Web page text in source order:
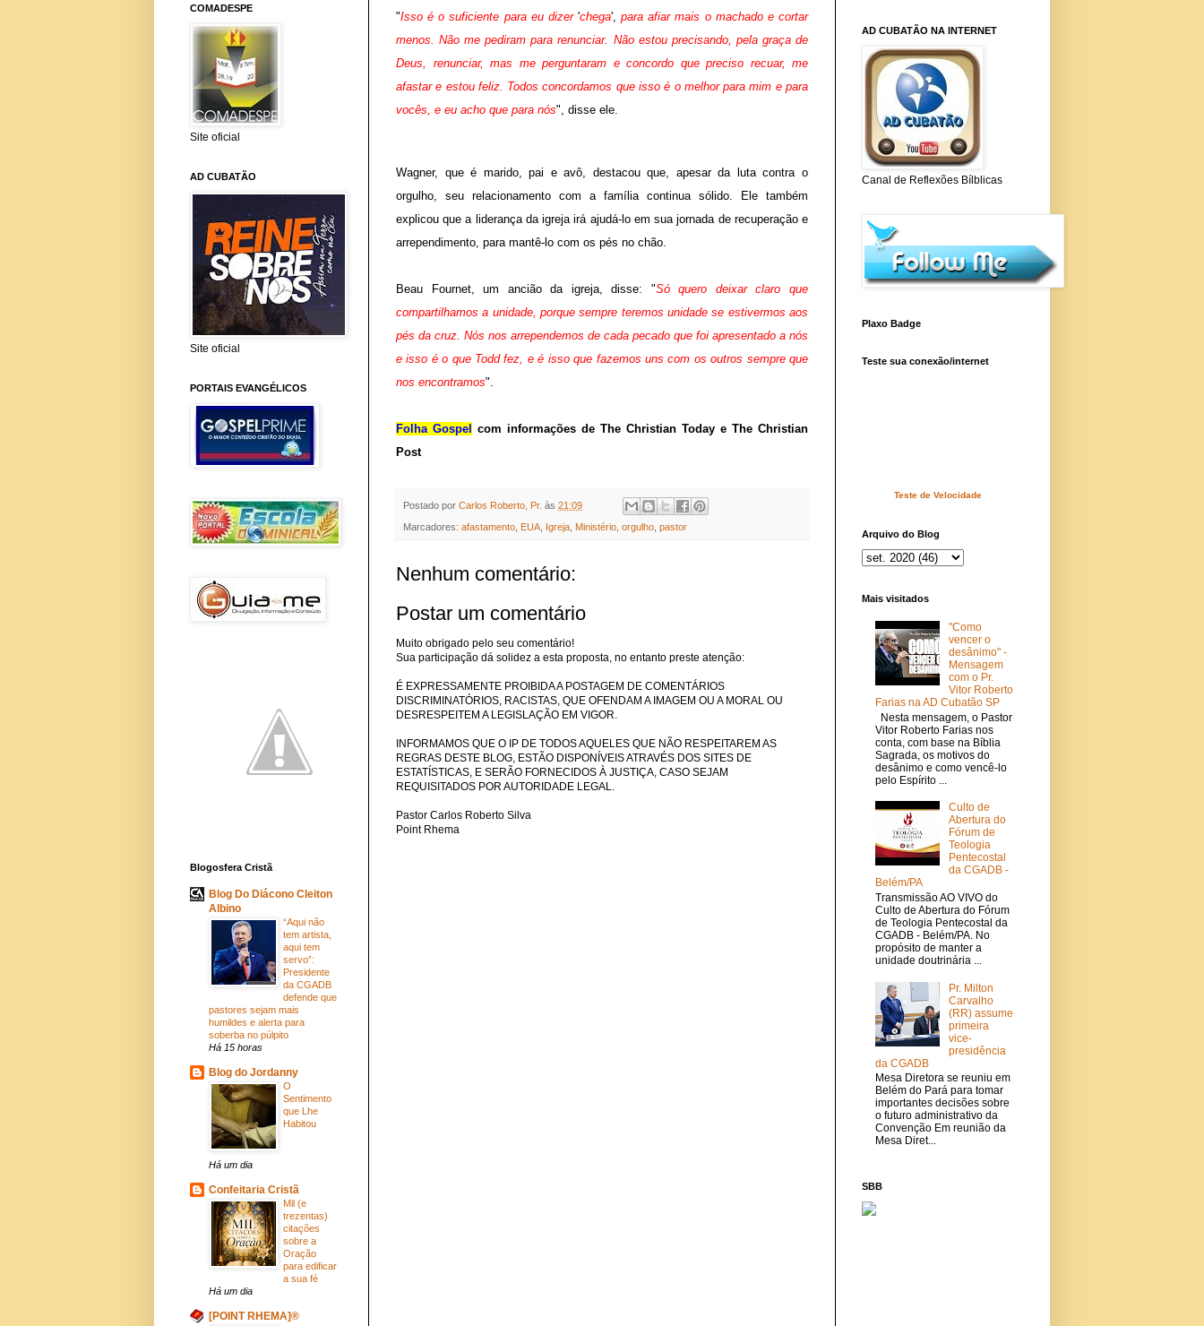
"Isso é o suficiente para eu dizer'chega',para afiar mais o machado e cortar
menos. Não me pediram para renunciar. Não estou precisando, pela graça de
Deus, renunciar, mas me perguntaram e concordo que preciso recuar, me
afastar e estou feliz. Todos concordamos que isso é o melhor para mim e para
vocês, e eu acho que para nós", disse ele.
Wagner, que é marido, pai e avô, destacou que, apesar da luta contra o
orgulho, seu relacionamento com a família continua sólido. Ele também
explicou que a liderança da igreja irá ajudá-lo em sua jornada de recuperação e
arrependimento, para mantê-lo com os pés no chão.
Beau Fournet, um ancião da igreja, disse: "Só quero deixar claro que
compartilhamos a unidade, porque sempre teremos unidade se estivermos aos
pés da cruz. Nós nos arrependemos de cada pecado que foi apresentado a nós
e isso é o que Todd fez, e é isso que fazemos uns com os outros sempre que
nos encontramos".
Folha Gospel
com informações de The Christian Today e The Christian
Post
Postado por Carlos Roberto, Pr. às 21:09
Marcadores: afastamento EUA Igreja Ministério orgulho pastor
Nenhum comentário:
Postar um comentário
Muito obrigado pelo seu comentário!
Sua participação dá solidez a esta proposta, no entanto preste atenção:
É EXPRESSAMENTE PROIBIDA A POSTAGEM DE COMENTÁRIOS
DISCRIMINATÓRIOS, RACISTAS, QUE OFENDAM A IMAGEM OU A MORAL OU
DESRESPEITEM A LEGISLAÇÃO EM VIGOR.
INFORMAMOS QUE O IP DE TODOS AQUELES QUE NÃO RESPEITAREM AS
REGRAS DESTE BLOG, ESTÃO DISPONÍVEIS ATRAVÉS DOS SITES DE
ESTATÍSTICAS, E SERÃO FORNECIDOS À JUSTIÇA, CASO SEJAM
REQUISITADOS POR AUTORIDADE LEGAL.
Pastor Carlos Roberto Silva
Point Rhema
COMADESPE
Site oficial
AD CUBATÃO
Site oficial
PORTAIS EVANGÉLICOS
Blogosfera Cristã
Blog Do Diácono Cleiton
Albino
“Aqui não
tem artista,
aqui tem
servo”:
Presidente
da CGADB
defende que
pastores sejam mais
humildes e alerta para
soberba no púlpito
Há 15 horas
Blog do Jordanny
O
Sentimento
que Lhe
Habitou
Há um dia
Confeitaria Cristã
Mil (e
trezentas)
citações
sobre a
Oração
para edificar
a sua fé
Há um dia
[POINT RHEMA]®
AD CUBATÃO NA INTERNET
Canal de Reflexões Bílblicas
Plaxo Badge
Teste sua conexão/internet
Teste de Velocidade
Arquivo do Blog
Mais visitados
"Como
vencer o
desânimo" -
Mensagem
com o Pr.
Vitor Roberto
Farias na AD Cubatão SP
Nesta mensagem, o Pastor
Vitor Roberto Farias nos
conta, com base na Bíblia
Sagrada, os motivos do
desânimo e como vencê-lo
pelo Espírito ...
Culto de
Abertura do
Fórum de
Teologia
Pentecostal
da CGADB -
Belém/PA
Transmissão AO VIVO do
Culto de Abertura do Fórum
de Teologia Pentecostal da
CGADB - Belém/PA. No
propósito de manter a
unidade doutrinária ...
Pr. Milton
Carvalho
(RR) assume
primeira
vice-
presidência
da CGADB
Mesa Diretora se reuniu em
Belém do Pará para tomar
importantes decisões sobre
o futuro administrativo da
Convenção Em reunião da
Mesa Diret...
SBB